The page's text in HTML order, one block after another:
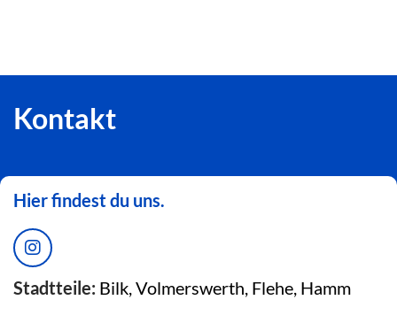
Kontakt
Hier findest du uns.
Stadtteile: Bilk, Volmerswerth, Flehe, Hamm